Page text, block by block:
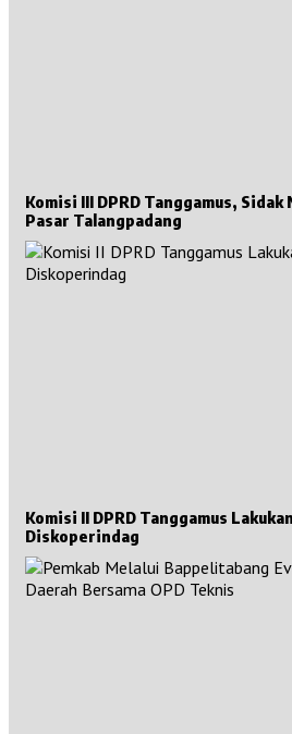
Komisi III DPRD Tanggamus,
Pasar Talangpadang
Komisi II DPRD Tanggamus
Diskoperindag